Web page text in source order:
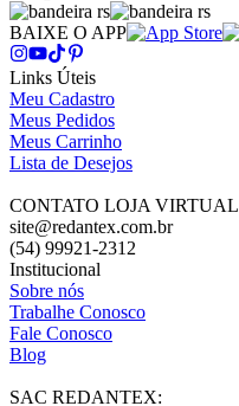
BAIXE O APP
Links Úteis
Meu Cadastro
Meus Pedidos
Meus Carrinho
Lista de Desejos
CONTATO LOJA VIRTUAL
site@redantex.com.br
(54) 99921-2312
Institucional
Sobre nós
Trabalhe Conosco
Fale Conosco
Blog
SAC REDANTEX: